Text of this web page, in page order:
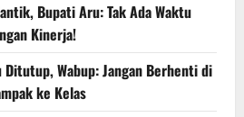
Bupati Aru: Tak Ada Waktu
Kinerja!
Wabup: Jangan Berhenti di
ke Kelas